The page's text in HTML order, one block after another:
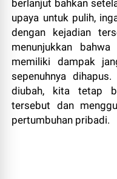
berlanjut bahkan
upaya untuk pulih,
dengan kejadian
menunjukkan
memiliki dampak
sepenuhnya
diubah, kita tetap
tersebut dan
pertumbuhan pribadi.